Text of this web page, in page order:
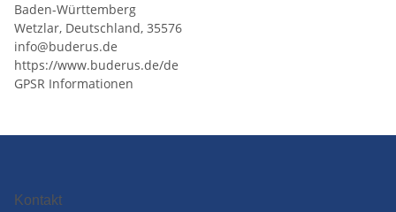
Baden-Württemberg
Wetzlar, Deutschland, 35576
info@buderus.de
https://www.buderus.de/de
GPSR Informationen
Kontakt